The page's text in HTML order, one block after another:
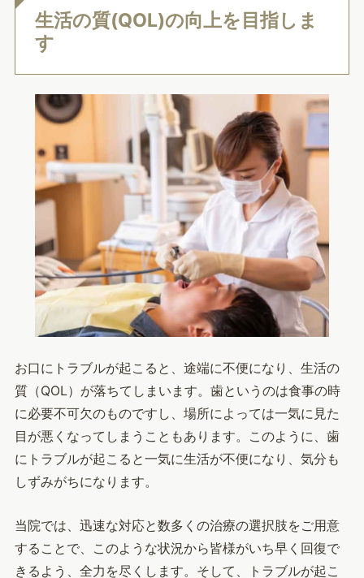
生活の質(QOL)の向上を目指しま
す
お口にトラブルが起こると、途端に不便になり、生活の
質（QOL）が落ちてしまいます。歯というのは食事の時
に必要不可欠のものですし、場所によっては一気に見た
目が悪くなってしまうこともあります。このように、歯
にトラブルが起こると一気に生活が不便になり、気分も
しずみがちになります。
当院では、迅速な対応と数多くの治療の選択肢をご用意
することで、このような状況から皆様がいち早く回復で
きるよう、全力を尽くします。そして、トラブルが起こ